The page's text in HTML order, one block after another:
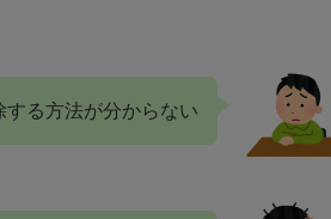
る方法が分からない